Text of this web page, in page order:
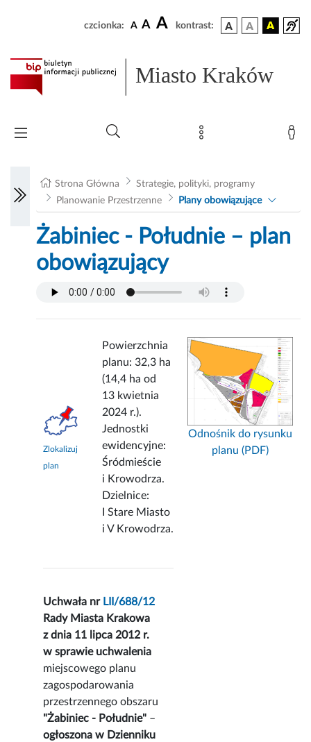
czcionka: A A A kontrast:
Miasto Kraków
Strona Główna
Strategie, polityki, programy
Planowanie Przestrzenne
Plany obowiązujące
Żabiniec - Południe – plan
obowiązujący
Zlokalizuj
plan
Powierzchnia
planu: 32,3 ha
(14,4 ha od
13 kwietnia
2024 r.).
Jednostki
ewidencyjne:
Śródmieście
i Krowodrza.
Dzielnice:
I Stare Miasto
i V Krowodrza.
Uchwała nr LII/688/12
Rady Miasta Krakowa
z dnia 11 lipca 2012 r.
w sprawie uchwalenia
miejscowego planu
zagospodarowania
przestrzennego obszaru
"Żabiniec - Południe" –
ogłoszona w Dzienniku
Odnośnik do rysunku
planu (PDF)